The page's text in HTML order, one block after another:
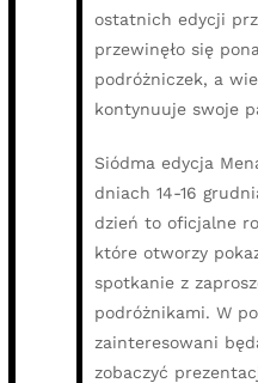
ostatnich edycji
przewinęło się
podróżniczek, a
kontynuuje swoje
Siódma edycja
dniach 14-16
dzień to oficjalne
które otworzy
spotkanie z
podróżnikami. W
zainteresowani
zobaczyć